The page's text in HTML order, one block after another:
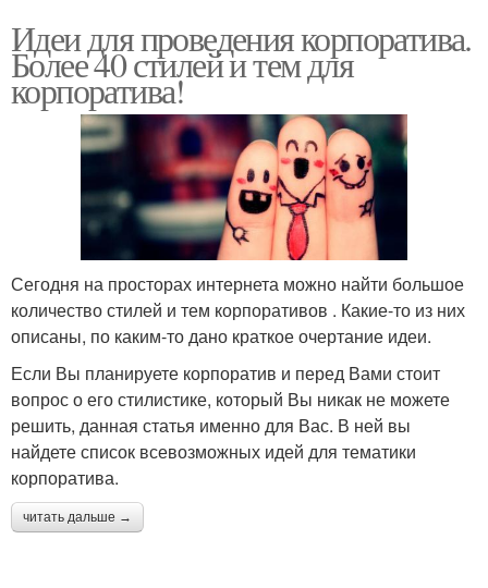
Идеи для проведения корпоратива.
Более 40 стилей и тем для
корпоратива!
Сегодня на просторах интернета можно найти большое
количество стилей и тем корпоративов . Какие-то из них
описаны, по каким-то дано краткое очертание идеи.
Если Вы планируете корпоратив и перед Вами стоит
вопрос о его стилистике, который Вы никак не можете
решить, данная статья именно для Вас. В ней вы
найдете список всевозможных идей для тематики
корпоратива.
читать дальше →